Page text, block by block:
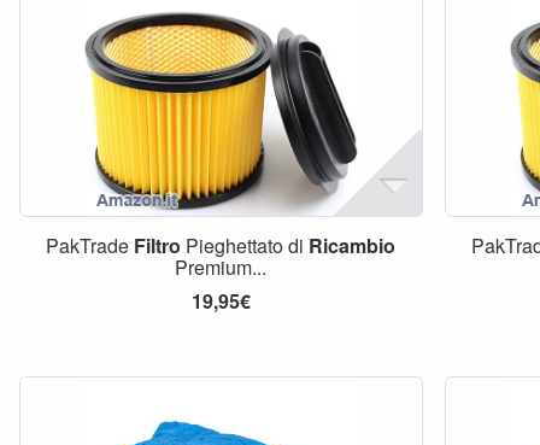
PakTrade Filtro Pieghettato di Ricambio
Premium...
19,95€